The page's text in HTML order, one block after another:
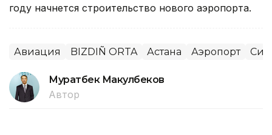
году начнется строительство нового аэропорта.
Авиация BIZDIÑ ORTA Астана Аэропорт
Муратбек Макулбеков
Автор